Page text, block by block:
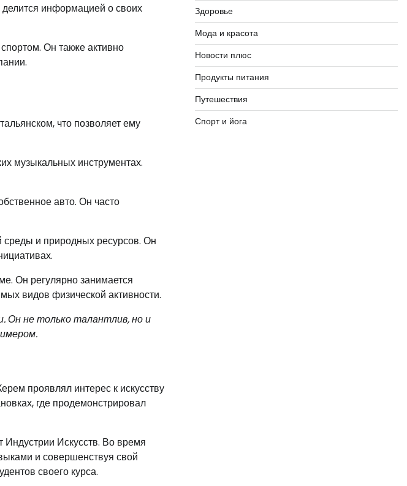
информацией о своих
Он также активно
что позволяет ему
музыкальных инструментах.
авто. Он часто
и природных ресурсов. Он
Он регулярно занимается
видов физической активности.
Он не только талантлив, но и
проявлял интерес к искусству
где продемонстрировал
Искусств. Во время
и совершенствуя свой
своего курса.
Здоровье
Мода и красота
Новости плюс
Продукты питания
Путешествия
Спорт и йога